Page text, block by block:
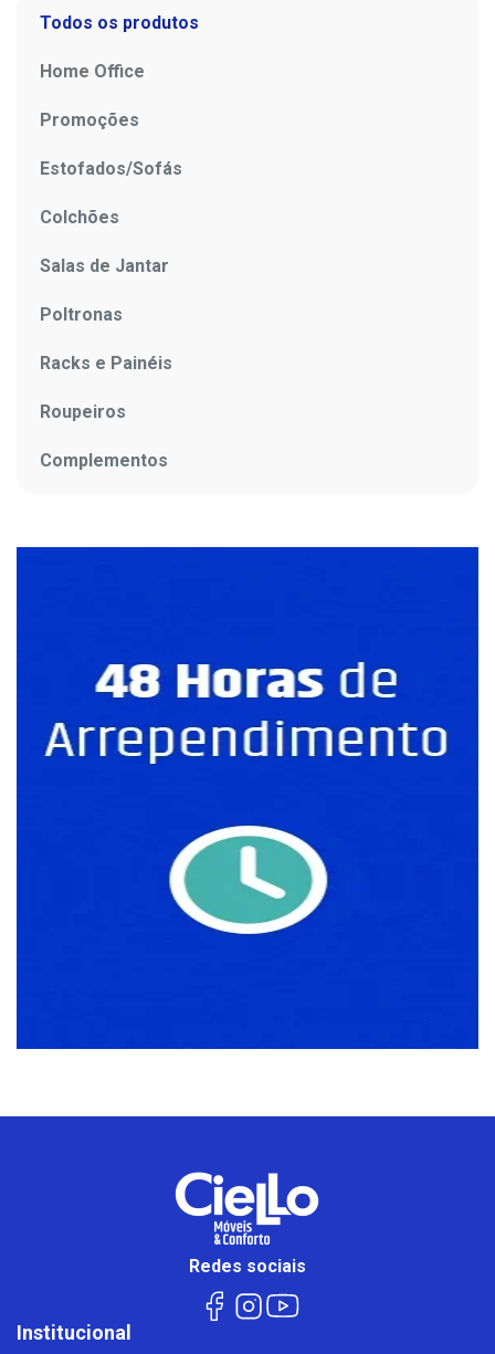
Todos os produtos
Home Office
Promoções
Estofados/Sofás
Colchões
Salas de Jantar
Poltronas
Racks e Painéis
Roupeiros
Complementos
Redes sociais
Institucional